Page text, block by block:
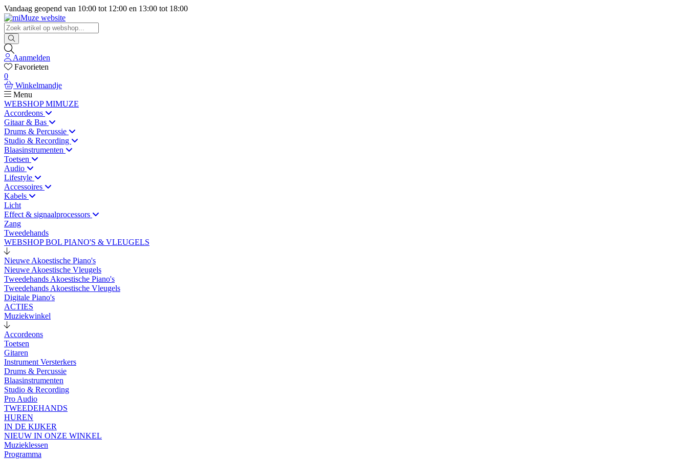
Vandaag geopend van 10:00 tot 12:00 en 13:00 tot 18:00
Aanmelden
Favorieten
0
Winkelmandje
Menu
WEBSHOP MIMUZE
Accordeons
Gitaar & Bas
Drums & Percussie
Studio & Recording
Blaasinstrumenten
Toetsen
Audio
Lifestyle
Accessoires
Kabels
Licht
Effect & signaalprocessors
Zang
Tweedehands
WEBSHOP BOL PIANO'S & VLEUGELS
Nieuwe Akoestische Piano's
Nieuwe Akoestische Vleugels
Tweedehands Akoestische Piano's
Tweedehands Akoestische Vleugels
Digitale Piano's
ACTIES
Muziekwinkel
Accordeons
Toetsen
Gitaren
Instrument Versterkers
Drums & Percussie
Blaasinstrumenten
Studio & Recording
Pro Audio
TWEEDEHANDS
HUREN
IN DE KIJKER
NIEUW IN ONZE WINKEL
Muzieklessen
Programma